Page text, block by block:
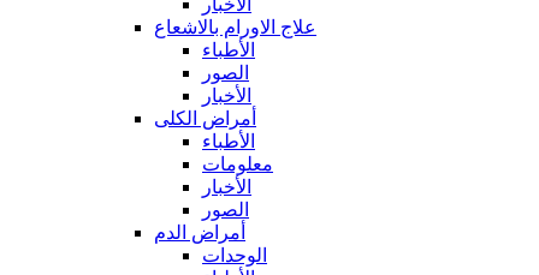
علاج الاورام بالاشعاع
الأطباء
الصور
الأخبار
أمراض الكلى
الأطباء
معلومات
الأخبار
الصور
أمراض الدم
الوحدات